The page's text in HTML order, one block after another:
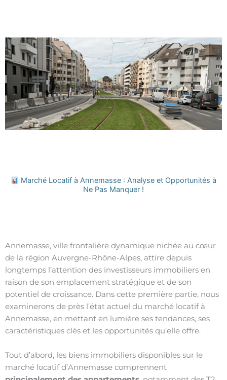
Marché Locatif à Annemasse : Analyse et Opportunités à
Ne Pas Manquer !
Annemasse, ville frontalière dynamique nichée au cœur
de la région Auvergne-Rhône-Alpes, attire depuis
longtemps l’attention des investisseurs immobiliers en
raison de son emplacement stratégique et de son
potentiel de croissance. Dans cette première partie, nous
examinerons de près l’état actuel du marché locatif à
Annemasse, en mettant en lumière ses tendances, ses
caractéristiques clés et les opportunités qu’elle offre.
Tout d’abord, les biens immobiliers disponibles sur le
marché locatif d’Annemasse comprennent